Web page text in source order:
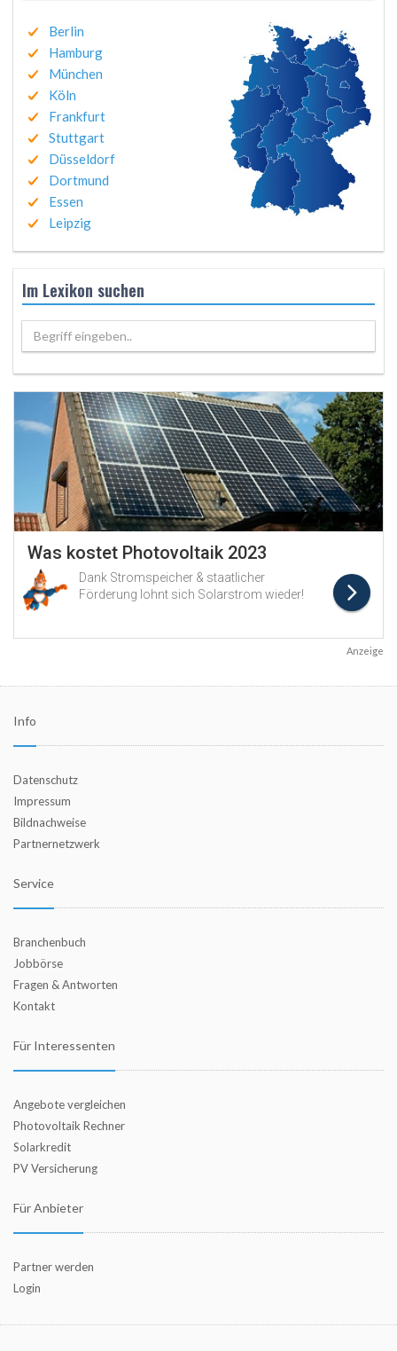
Berlin
Hamburg
München
Köln
Frankfurt
Stuttgart
Düsseldorf
Dortmund
Essen
Leipzig
Im Lexikon suchen
Begriff eingeben..
Anzeige
Info
Datenschutz
Impressum
Bildnachweise
Partnernetzwerk
Service
Branchenbuch
Jobbörse
Fragen & Antworten
Kontakt
Für Interessenten
Angebote vergleichen
Photovoltaik Rechner
Solarkredit
PV Versicherung
Für Anbieter
Partner werden
Login